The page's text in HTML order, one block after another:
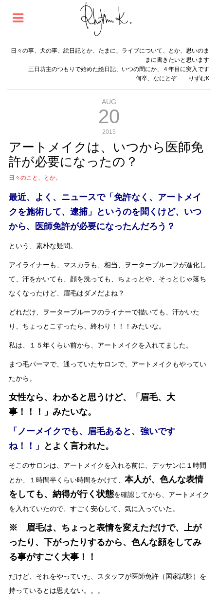
日々の事、犬の事、絵日記とか、たまに、ライブについて、とか、思いのま
まに書きたいと思います
三日坊主のつもりで始めた絵日記、いつの間にか、４年目に突入です
何卒、なにとぞ りずむK
AUG
20
2015
アートメイクは、いつから医師免
許が必要になったの？
日々のこと、とか。
最近、よく、ニュースで「免許なく、アートメイ
クを施術して、逮捕」というのを聞くけど、いつ
から、医師免許が必要になったんだろう？
という、素朴な疑問。
アイライナーも、マスカラも、相当、ヲータープルーフが進化し
て、汗をかいても、顔を洗っても、ちょっとや、そっとじゃ落ち
なくなったけど、眉毛はダメだよね？
どれだけ、ヲータープルーフのライナーで描いても、汗かいた
り、ちょっとこすったら、終わり！！！みたいな。
私は、１５年くらい前から、アートメイクを入れてました。
まつ毛パーマで、通っていたサロンで、アートメイクもやってい
たから。
女性なら、わかると思うけど、「眉毛、大
事！！！」みたいな。
「ノーメイクでも、眉毛あると、強いです
ね！！」
とよく言われた。
そこのサロンは、アートメイクを入れる前に、デッサンに１時間
とか、１時間半くらい時間をかけて、 本人が、色んな表情
をしても、納得が行く状態を確認してから、アートメイク
を入れていたので、すごく安心して、気に入っていた。
※ 眉毛は、ちょっと表情を変えただけで、上が
ったり、下がったりするから、色んな顔をしてみ
る事がすごく大事！！
だけど、それをやっていた、スタッフが医師免許（国家試験）を
持っているとは思えない。。。